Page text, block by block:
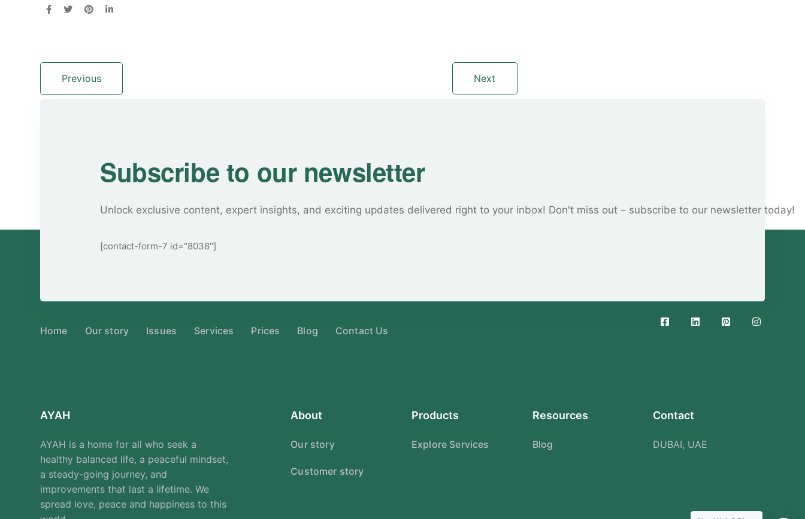
Previous Next
Subscribe to our newsletter
Unlock exclusive content, expert insights, and exciting updates delivered right to your inbox! Don't miss out – subscribe to our newsletter today!
[contact-form-7 id="8038"]
Home Our story Issues Services Prices Blog Contact Us
AYAH
AYAH is a home for all who seek a
healthy balanced life, a peaceful mindset,
a steady-going journey, and
improvements that last a lifetime. We
spread love, peace and happiness to this
About
Our story
Customer story
Products
Explore Services
Resources
Blog
Contact
DUBAI, UAE